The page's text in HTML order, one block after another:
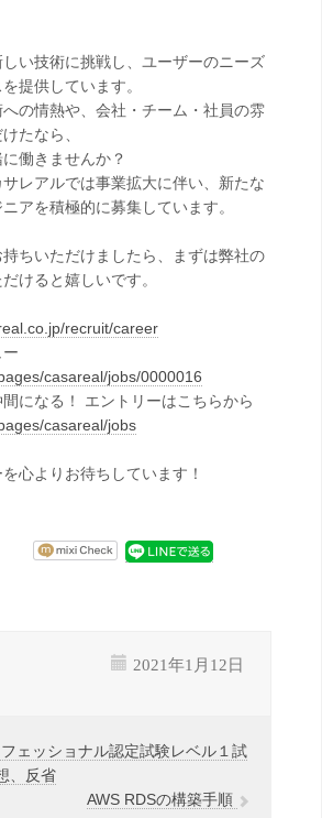
い技術に挑戦し、ユーザーのニーズ
提供しています。
の情熱や、会社・チーム・社員の雰
たなら、
働きませんか？
レアルでは事業拡大に伴い、新たな
アを積極的に募集しています。
ちいただけましたら、まずは弊社の
けると嬉しいです。
recruit/career
casareal/jobs/0000016
になる！ エントリーはこちらから
casareal/jobs
心よりお待ちしています！
2021年1月12日
ェッショナル認定試験レベル１試
、反省
AWS RDSの構築手順